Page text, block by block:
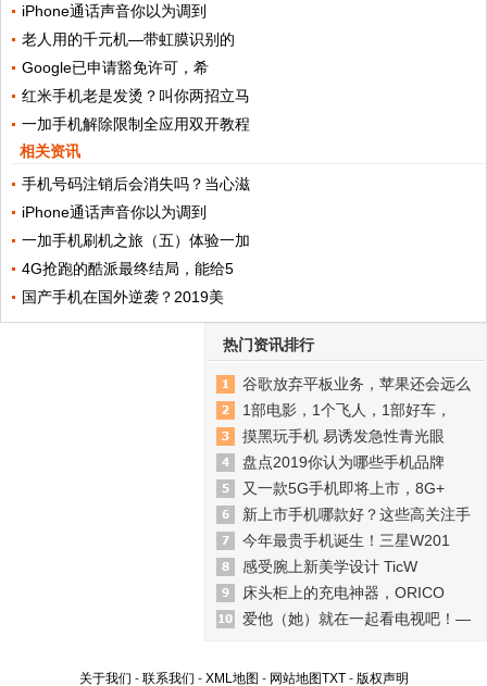
iPhone通话声音你以为调到
老人用的千元机—带虹膜识别的
Google已申请豁免许可，希
红米手机老是发烫？叫你两招立马
一加手机解除限制全应用双开教程
相关资讯
手机号码注销后会消失吗？当心滋
iPhone通话声音你以为调到
一加手机刷机之旅（五）体验一加
4G抢跑的酷派最终结局，能给5
国产手机在国外逆袭？2019美
热门资讯排行
谷歌放弃平板业务，苹果还会远么
1部电影，1个飞人，1部好车，
摸黑玩手机 易诱发急性青光眼
盘点2019你认为哪些手机品牌
又一款5G手机即将上市，8G+
新上市手机哪款好？这些高关注手
今年最贵手机诞生！三星W201
感受腕上新美学设计 TicW
床头柜上的充电神器，ORICO
爱他（她）就在一起看电视吧！—
关于我们 - 联系我们 - XML地图 - 网站地图TXT- 版权声明